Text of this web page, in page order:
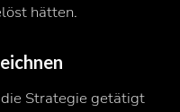
hätten.
Strategie getätigt